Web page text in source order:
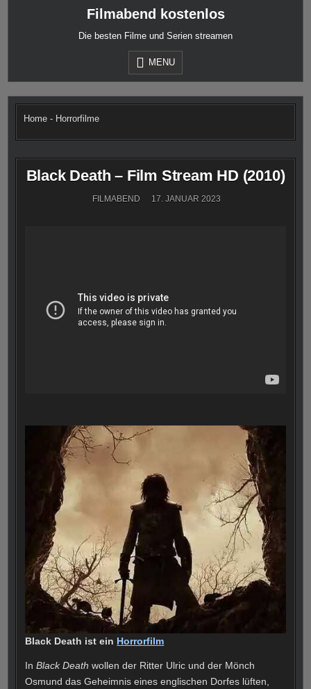
Filmabend kostenlos
Die besten Filme und Serien streamen
MENU
Home - Horrorfilme
Black Death – Film Stream HD (2010)
FILMABEND 17. JANUAR 2023
Black Death ist ein Horrorfilm
InBlack Death wollen der Ritter Ulric und der Mönch
Osmund das Geheimnis eines englischen Dorfes lüften,